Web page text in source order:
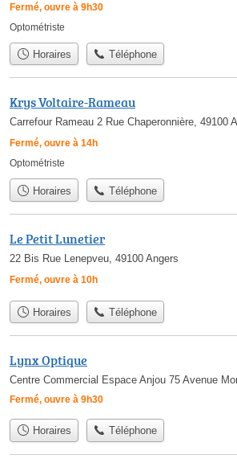
Fermé, ouvre à 9h30
Optométriste
Horaires Téléphone
Krys Voltaire-Rameau
Carrefour Rameau 2 Rue Chaperonnière, 49100
Fermé, ouvre à 14h
Optométriste
Horaires Téléphone
Le Petit Lunetier
22 Bis Rue Lenepveu, 49100 Angers
Fermé, ouvre à 10h
Horaires Téléphone
Lynx Optique
Centre Commercial Espace Anjou 75 Avenue
Fermé, ouvre à 9h30
Horaires Téléphone